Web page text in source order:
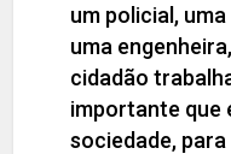
um policial,
uma
cidadão
importante que
sociedade,